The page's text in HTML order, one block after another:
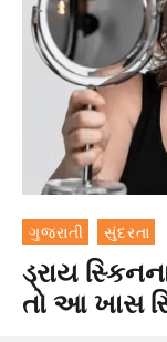
ગુજરાતી સુંદરતા
ડ્રાય
તો આ ખાસ